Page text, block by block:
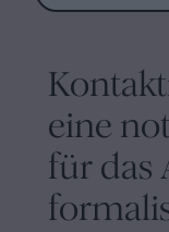
eine
für das